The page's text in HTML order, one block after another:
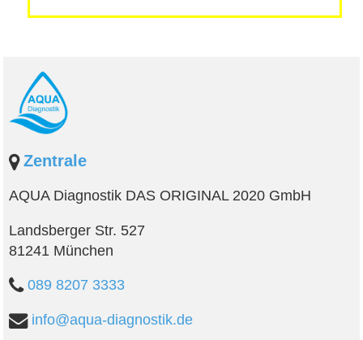
Zentrale
AQUA Diagnostik DAS ORIGINAL 2020 GmbH
Landsberger Str. 527
81241 München
089 8207 3333
info@aqua-diagnostik.de